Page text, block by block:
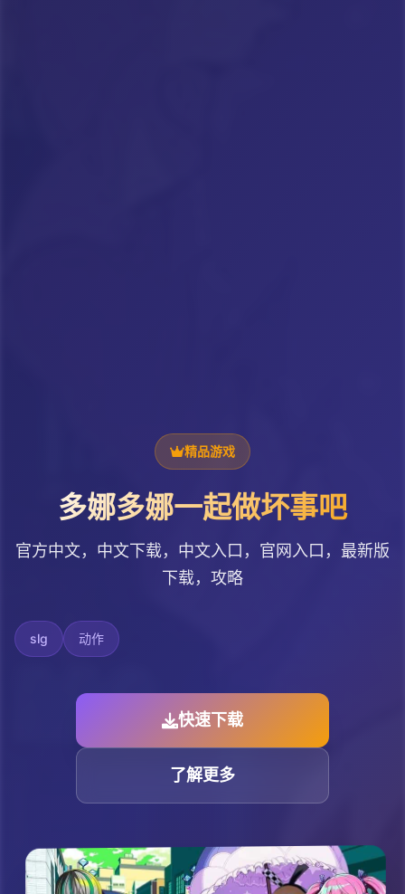
精品游戏
多娜多娜一起做坏事吧
官方中文，中文下载，中文入口，官网入口，最新版
下载，攻略
slg 动作
快速下载
了解更多